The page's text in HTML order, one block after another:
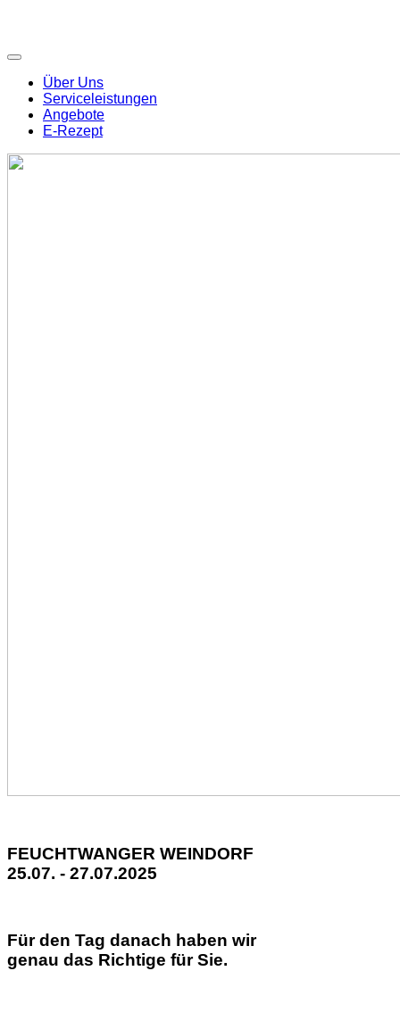
Über Uns
Serviceleistungen
Angebote
E-Rezept
FEUCHTWANGER WEINDORF
25.07. - 27.07.2025
Für den Tag danach haben wir
genau das Richtige für Sie.